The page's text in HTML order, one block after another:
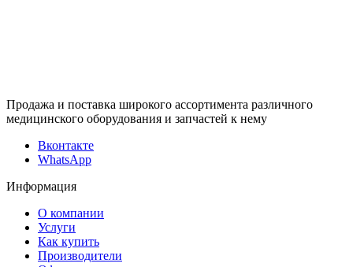
Продажа и поставка широкого ассортимента различного
медицинского оборудования и запчастей к нему
Вконтакте
WhatsApp
Информация
О компании
Услуги
Как купить
Производители